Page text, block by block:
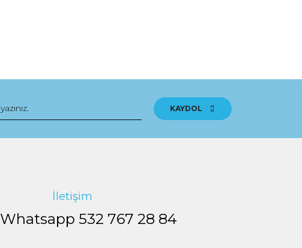
KAYDOL
İletişim
Whatsapp 532 767 28 84